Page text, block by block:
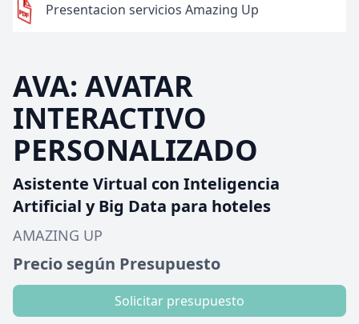
Presentacion servicios Amazing Up
AVA: AVATAR
INTERACTIVO
PERSONALIZADO
Asistente Virtual con Inteligencia
Artificial y Big Data para hoteles
AMAZING UP
Precio según Presupuesto
Solicitar presupuesto